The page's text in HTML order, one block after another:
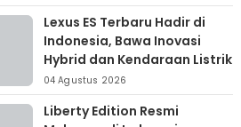
Lexus ES Terbaru Hadir di
Indonesia, Bawa Inovasi
Hybrid dan Kendaraan Listrik
04 Agustus 2026
Liberty Edition Resmi